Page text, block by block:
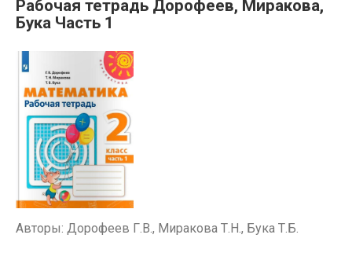
Рабочая тетрадь Дорофеев, Миракова,
Бука Часть 1
Авторы: Дорофеев Г.В., Миракова Т.Н., Бука Т.Б.